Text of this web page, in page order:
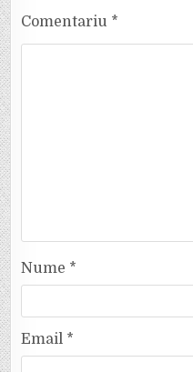
Comentariu *
Nume *
Email *